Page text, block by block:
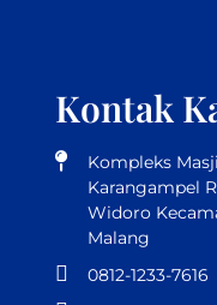
Kontak
Kompleks
Karangampel
Widoro
Malang
0812-1233-7616